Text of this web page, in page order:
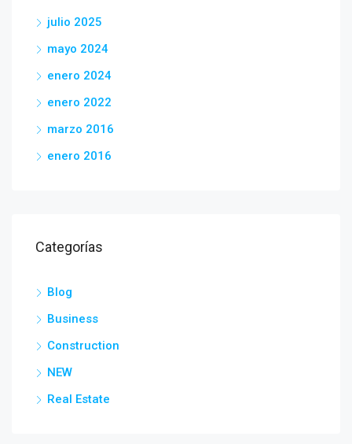
julio 2025
mayo 2024
enero 2024
enero 2022
marzo 2016
enero 2016
Categorías
Blog
Business
Construction
NEW
Real Estate